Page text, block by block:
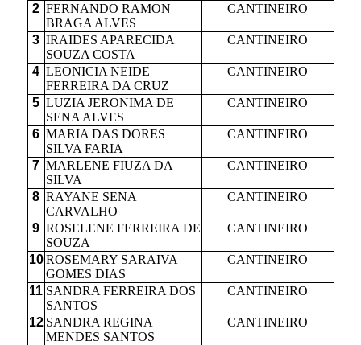
2 FERNANDO RAMON
BRAGA ALVES
CANTINEIRO
3 IRAIDES APARECIDA
SOUZA COSTA
CANTINEIRO
4 LEONICIA NEIDE
FERREIRA DA CRUZ
CANTINEIRO
5 LUZIA JERONIMA DE
SENA ALVES
CANTINEIRO
6 MARIA DAS DORES
SILVA FARIA
CANTINEIRO
7 MARLENE FIUZA DA
SILVA
CANTINEIRO
8 RAYANE SENA
CARVALHO
CANTINEIRO
9 ROSELENE FERREIRA DE
SOUZA
CANTINEIRO
10 ROSEMARY SARAIVA
GOMES DIAS
CANTINEIRO
11 SANDRA FERREIRA DOS
SANTOS
CANTINEIRO
12 SANDRA REGINA
MENDES SANTOS
CANTINEIRO